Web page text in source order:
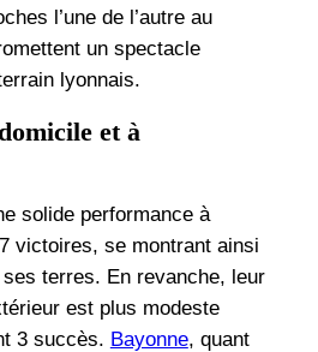
l’une de l’autre au
un spectacle
lyonnais.
et à
solide performance à
victoires, se montrant ainsi
terres. En revanche, leur
est plus modeste
3 succès. Bayonne, quant